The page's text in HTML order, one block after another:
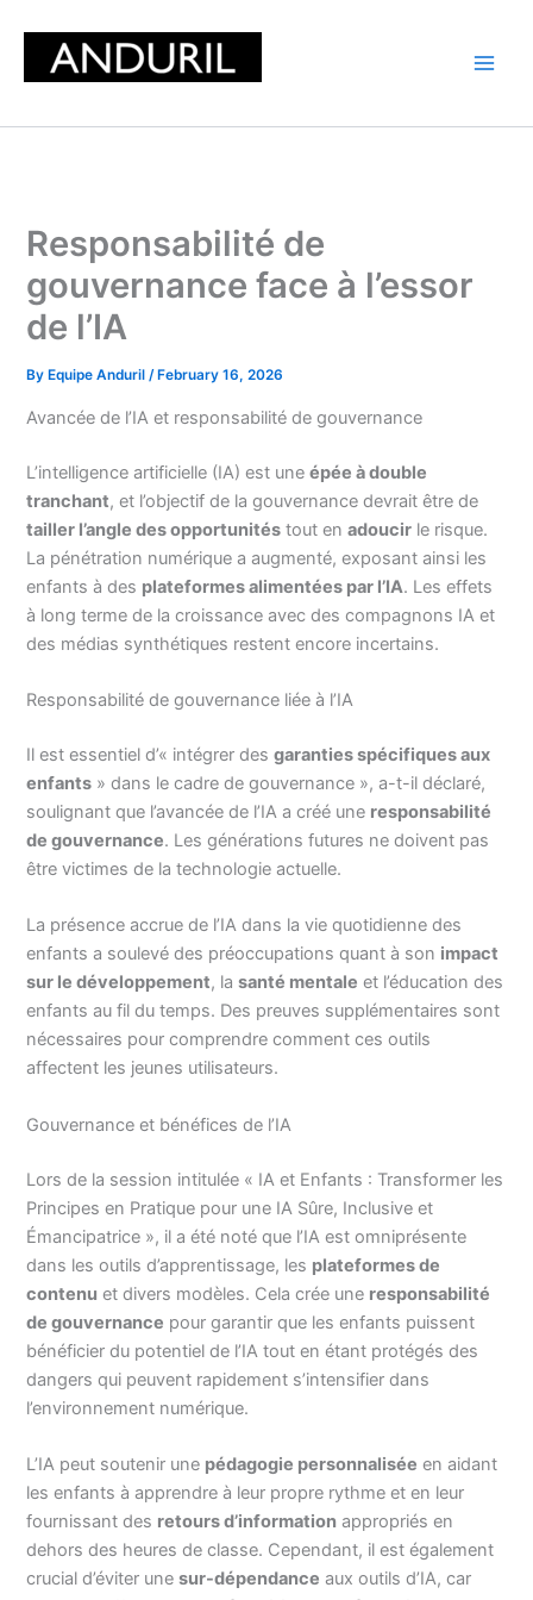
content
Responsabilité de
gouvernance face à l’essor
de l’IA
By Equipe Anduril/ February 16, 2026
Avancée de l’IA et responsabilité de gouvernance
L’intelligence artificielle (IA) est uneépée à double
tranchant, et l’objectif de la gouvernance devrait être de
tailler l’angle des opportunités tout enadoucir le risque.
La pénétration numérique a augmenté, exposant ainsi les
enfants à des plateformes alimentées par l’IA. Les effets
à long terme de la croissance avec des compagnons IA et
des médias synthétiques restent encore incertains.
Responsabilité de gouvernance liée à l’IA
Il est essentiel d’« intégrer desgaranties spécifiques aux
enfants » dans le cadre de gouvernance », a-t-il déclaré,
soulignant que l’avancée de l’IA a créé une responsabilité
de gouvernance. Les générations futures ne doivent pas
être victimes de la technologie actuelle.
La présence accrue de l’IA dans la vie quotidienne des
enfants a soulevé des préoccupations quant à son impact
sur le développement, lasanté mentale et l’éducation des
enfants au fil du temps. Des preuves supplémentaires sont
nécessaires pour comprendre comment ces outils
affectent les jeunes utilisateurs.
Gouvernance et bénéfices de l’IA
Lors de la session intitulée « IA et Enfants : Transformer les
Principes en Pratique pour une IA Sûre, Inclusive et
Émancipatrice », il a été noté que l’IA est omniprésente
dans les outils d’apprentissage, les plateformes de
contenu et divers modèles. Cela crée une responsabilité
de gouvernance pour garantir que les enfants puissent
bénéficier du potentiel de l’IA tout en étant protégés des
dangers qui peuvent rapidement s’intensifier dans
l’environnement numérique.
L’IA peut soutenir une pédagogie personnalisée en aidant
les enfants à apprendre à leur propre rythme et en leur
fournissant des retours d’information appropriés en
dehors des heures de classe. Cependant, il est également
crucial d’éviter unesur-dépendance aux outils d’IA, car